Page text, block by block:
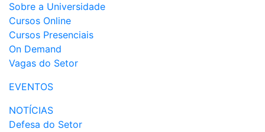
Sobre a Universidade
Cursos Online
Cursos Presenciais
On Demand
Vagas do Setor
EVENTOS
NOTÍCIAS
Defesa do Setor